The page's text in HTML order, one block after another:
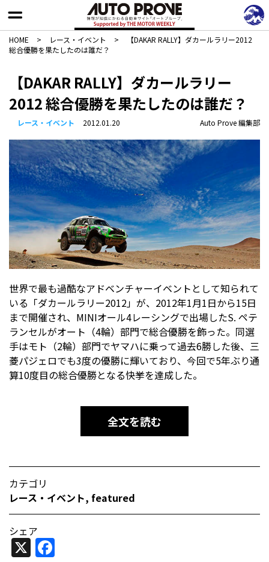
HOME > レース・イベント >
【DAKAR RALLY】ダカールラリー2012
総合優勝を果たしたのは誰だ？
【DAKAR RALLY】ダカールラリー
2012 総合優勝を果たしたのは誰だ？
レース・イベント 2012.01.20 Auto Prove 編集部
世界で最も過酷なアドベンチャーイベントとして知られて
いる「ダカールラリー2012」が、2012年1月1日から15日
まで開催され、MINIオール4レーシングで出場したS. ペテ
ランセルがオート（4輪）部門で総合優勝を飾った。同選
手はモト（2輪）部門でヤマハに乗って過去6勝した後、三
菱パジェロでも3度の優勝に輝いており、今回で5年ぶり通
算10度目の総合優勝となる快挙を達成した。
全文を読む
カテゴリ
レース・イベント, featured
シェア
X